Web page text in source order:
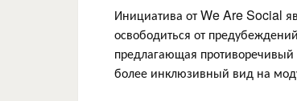
Инициатива от We Are Social
освободиться от
предлагающая противоречивый
более инклюзивный вид на